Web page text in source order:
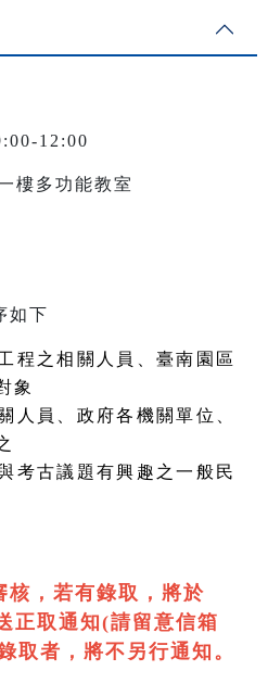
12:00
樓多功能教室
如下
程之相關人員、臺南園區
象
人員、政府各機關單位、
考古議題有興趣之一般民
核，若有錄取，將於
正取通知(請留意信箱
取者，將不另行通知。